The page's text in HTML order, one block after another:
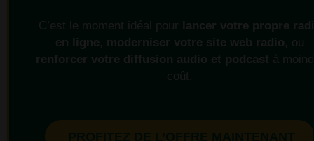
C’est le moment idéal pour
lancer votre propre
en ligne, moderniser votre site web radio, ou
renforcer votre diffusion audio et podcast à
coût.